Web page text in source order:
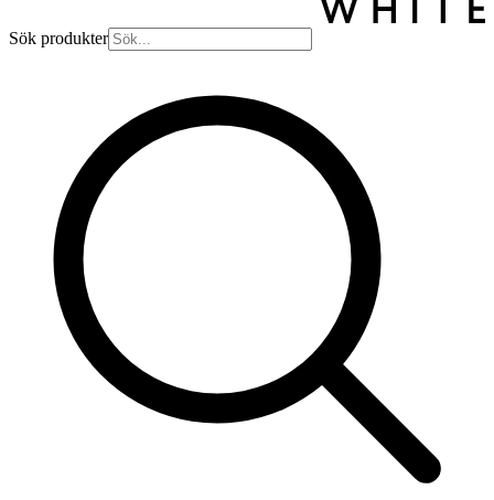
Sök produkter